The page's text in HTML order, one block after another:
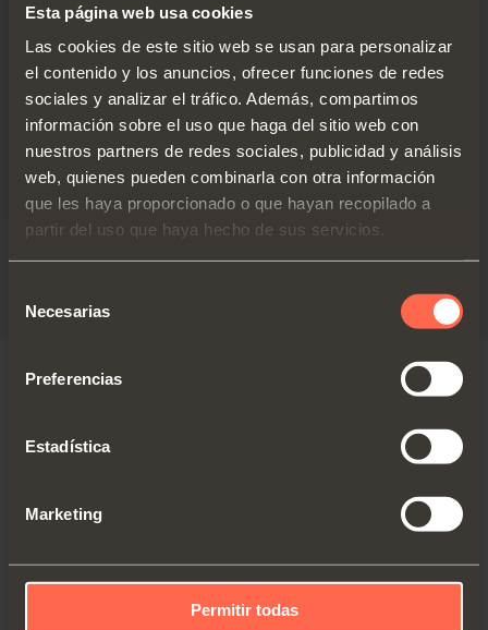
Esta página web usa cookies
Las cookies de este sitio web se usan para personalizar
el contenido y los anuncios, ofrecer funciones de redes
sociales y analizar el tráfico. Además, compartimos
información sobre el uso que haga del sitio web con
nuestros partners de redes sociales, publicidad y análisis
web, quienes pueden combinarla con otra información
que les haya proporcionado o que hayan recopilado a
partir del uso que haya hecho de sus servicios.
Necesarias
Preferencias
Estadística
Marketing
Permitir todas